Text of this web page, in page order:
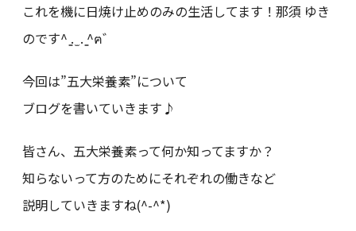
これを機に日焼け止めのみの生活してます！那須 ゆき
のです^ ̳. ̫ . ̳^ฅ゛
今回は”五大栄養素”について
ブログを書いていきます♪
皆さん、五大栄養素って何か知ってますか？
知らないって方のためにそれぞれの働きなど
説明していきますね(^-^*)